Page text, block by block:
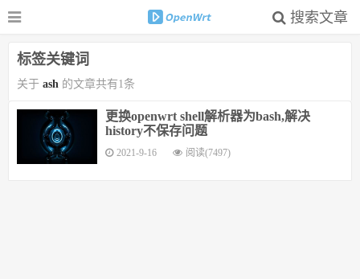
搜索文章
标签关键词
关于 ash 的文章共有1条
更换openwrt shell解析器为bash,解决
history不保存问题
2021-9-16 阅读(7497)